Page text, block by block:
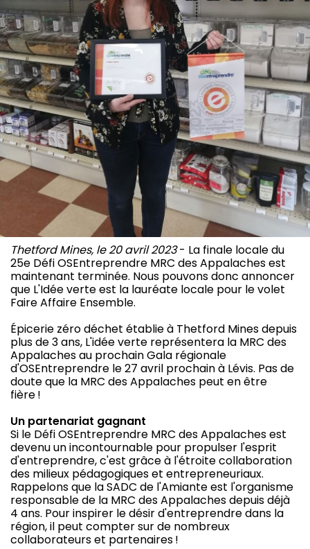
Thetford Mines, le 20 avril 2023- La finale locale du
25e Défi OSEntreprendre MRC des Appalaches est
maintenant terminée. Nous pouvons donc annoncer
que L'Idée verte est la lauréate locale pour le volet
Faire Affaire Ensemble.
Épicerie zéro déchet établie à Thetford Mines depuis
plus de 3 ans, L'idée verte représentera la MRC des
Appalaches au prochain Gala régionale
d'OSEntreprendre le 27 avril prochain à Lévis. Pas de
doute que la MRC des Appalaches peut en être
fière !
Un partenariat gagnant
Si le Défi OSEntreprendre MRC des Appalaches est
devenu un incontournable pour propulser l'esprit
d'entreprendre, c'est grâce à l'étroite collaboration
des milieux pédagogiques et entrepreneuriaux.
Rappelons que la SADC de l'Amiante est l'organisme
responsable de la MRC des Appalaches depuis déjà
4 ans. Pour inspirer le désir d'entreprendre dans la
région, il peut compter sur de nombreux
collaborateurs et partenaires !